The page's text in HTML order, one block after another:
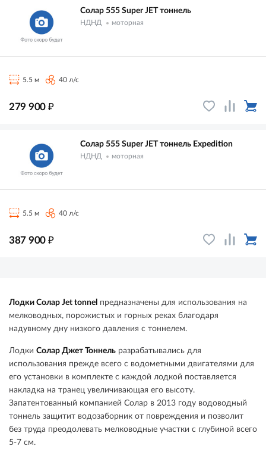
Солар 555 Super JET тоннель
НДНД моторная
5.5 м 40 л/с
279 900 ₽
Солар 555 Super JET тоннель Expedition
НДНД моторная
5.5 м 40 л/с
387 900 ₽
Лодки Солар Jet tonnel предназначены для использования на
мелководных, порожистых и горных реках благодаря
надувному дну низкого давления с тоннелем.
Лодки Солар Джет Тоннель разрабатывались для
использования прежде всего с водометными двигателями для
его установки в комплекте с каждой лодкой поставляется
накладка на транец увеличивающая его высоту.
Запатентованный компанией Солар в 2013 году водоводный
тоннель защитит водозаборник от повреждения и позволит
без труда преодолевать мелководные участки с глубиной всего
5-7 см.